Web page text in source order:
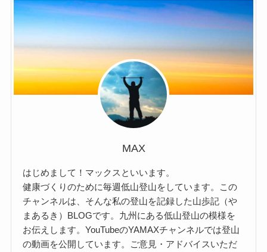
MAX
はじめまして！マックスといいます。
健康づくりのために毎週低山登山をしています。この
チャンネルは、そんな私の登山を記録した山歩記（や
まあるき）BLOGです。九州にある低山登山の模様を
お伝えします。YouTubeのYAMAXチャンネルでは登山
の動画を公開しています。ご意見・アドバイスいただ